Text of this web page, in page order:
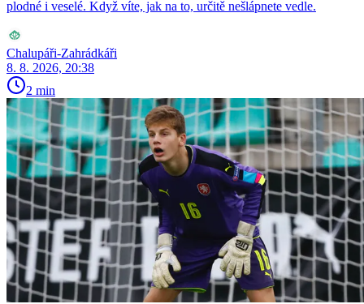
plodné i veselé. Když víte, jak na to, určitě nešlápnete vedle.
Chalupáři-Zahrádkáři
8. 8. 2026, 20:38
2 min